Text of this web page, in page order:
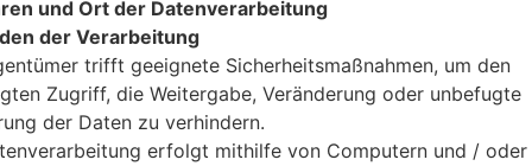
und Ort der Datenverarbeitung
der Verarbeitung
trifft geeignete Sicherheitsmaßnahmen, um den
Zugriff, die Weitergabe, Veränderung oder unbefugte
der Daten zu verhindern.
erfolgt mithilfe von Computern und / oder